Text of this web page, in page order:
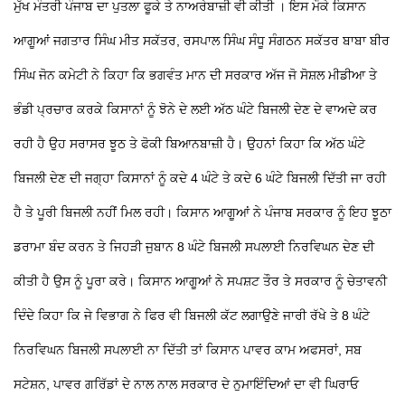
ਮੁੱਖ ਮੰਤਰੀ ਪੰਜਾਬ ਦਾ ਪੁਤਲਾ ਫੂਕੇ ਤੇ ਨਾਅਰੇਬਾਜ਼ੀ ਵੀ ਕੀਤੀ । ਇਸ ਮੌਕੇ ਕਿਸਾਨ
ਆਗੂਆਂ ਜਗਤਾਰ ਸਿੰਘ ਮੀਤ ਸਕੱਤਰ, ਰਸਪਾਲ ਸਿੰਘ ਸੰਧੂ ਸੰਗਠਨ ਸਕੱਤਰ ਬਾਬਾ ਬੀਰ
ਸਿੰਘ ਜੋਨ ਕਮੇਟੀ ਨੇ ਕਿਹਾ ਕਿ ਭਗਵੰਤ ਮਾਨ ਦੀ ਸਰਕਾਰ ਅੱਜ ਜੋ ਸੋਸ਼ਲ ਮੀਡੀਆ ਤੇ
ਭੰਡੀ ਪ੍ਰਚਾਰ ਕਰਕੇ ਕਿਸਾਨਾਂ ਨੂੰ ਝੋਨੇ ਦੇ ਲਈ ਅੱਠ ਘੰਟੇ ਬਿਜਲੀ ਦੇਣ ਦੇ ਵਾਅਦੇ ਕਰ
ਰਹੀ ਹੈ ਉਹ ਸਰਾਸਰ ਝੂਠ ਤੇ ਫੋਕੀ ਬਿਆਨਬਾਜ਼ੀ ਹੈ। ਉਹਨਾਂ ਕਿਹਾ ਕਿ ਅੱਠ ਘੰਟੇ
ਬਿਜਲੀ ਦੇਣ ਦੀ ਜਗ੍ਹਾ ਕਿਸਾਨਾਂ ਨੂੰ ਕਦੇ 4 ਘੰਟੇ ਤੇ ਕਦੇ 6 ਘੰਟੇ ਬਿਜਲੀ ਦਿੱਤੀ ਜਾ ਰਹੀ
ਹੈ ਤੇ ਪੂਰੀ ਬਿਜਲੀ ਨਹੀਂ ਮਿਲ ਰਹੀ। ਕਿਸਾਨ ਆਗੂਆਂ ਨੇ ਪੰਜਾਬ ਸਰਕਾਰ ਨੂੰ ਇਹ ਝੂਠਾ
ਡਰਾਮਾ ਬੰਦ ਕਰਨ ਤੇ ਜਿਹੜੀ ਜੁਬਾਨ 8 ਘੰਟੇ ਬਿਜਲੀ ਸਪਲਾਈ ਨਿਰਵਿਘਨ ਦੇਣ ਦੀ
ਕੀਤੀ ਹੈ ਉਸ ਨੂੰ ਪੂਰਾ ਕਰੇ। ਕਿਸਾਨ ਆਗੂਆਂ ਨੇ ਸਪਸ਼ਟ ਤੌਰ ਤੇ ਸਰਕਾਰ ਨੂੰ ਚੇਤਾਵਨੀ
ਦਿੰਦੇ ਕਿਹਾ ਕਿ ਜੇ ਵਿਭਾਗ ਨੇ ਫਿਰ ਵੀ ਬਿਜਲੀ ਕੱਟ ਲਗਾਉਣੇ ਜਾਰੀ ਰੱਖੇ ਤੇ 8 ਘੰਟੇ
ਨਿਰਵਿਘਨ ਬਿਜਲੀ ਸਪਲਾਈ ਨਾ ਦਿੱਤੀ ਤਾਂ ਕਿਸਾਨ ਪਾਵਰ ਕਾਮ ਅਫਸਰਾਂ, ਸਬ
ਸਟੇਸ਼ਨ, ਪਾਵਰ ਗਰਿੱਡਾਂ ਦੇ ਨਾਲ ਨਾਲ ਸਰਕਾਰ ਦੇ ਨੁਮਾਇੰਦਿਆਂ ਦਾ ਵੀ ਘਿਰਾਓ